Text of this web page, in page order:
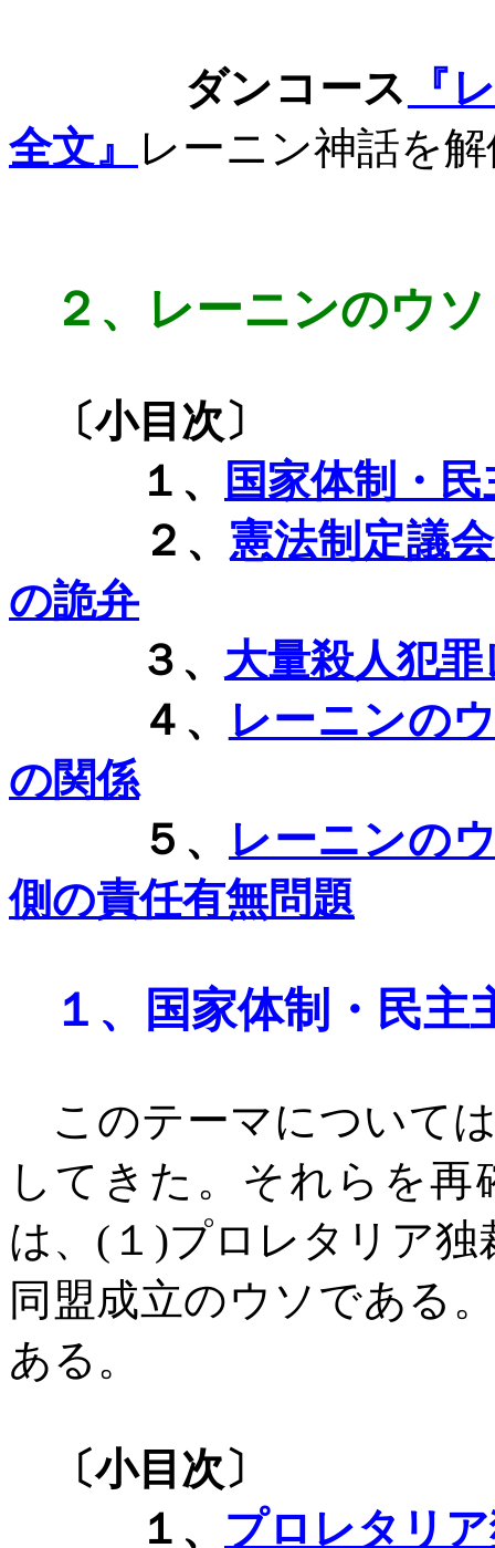
ダンコース
『
全文』 レーニン神話を
２、 レーニンのウ
〔小目次〕
１、
国家体制・
２、 憲法制定議
の詭弁
３、 大量殺人犯
４、
レーニンの
の関係
５、
レーニンの
側の責任有無問題
１、 国家体制・民主
このテーマについて
してきた。それらを
は、 ( １ )プロレタリア独
同盟成立のウソである
ある。
〔小目次〕
１、 プロレタリ